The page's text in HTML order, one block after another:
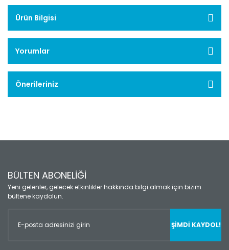
Ürün Bilgisi
Yorumlar
Önerileriniz
BÜLTEN ABONELİĞİ
Yeni gelenler, gelecek etkinlikler hakkında bilgi almak için bizim
bültene kaydolun.
ŞİMDİ KAYDOL!